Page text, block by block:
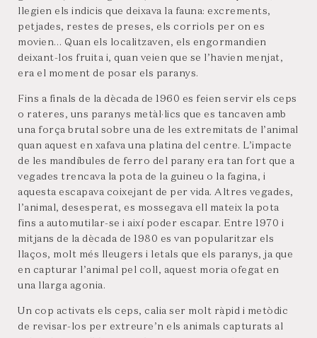
llegien els indicis que deixava la fauna: excrements,
petjades, restes de preses, els corriols per on es
movien… Quan els localitzaven, els engormandien
deixant-los fruita i, quan veien que se l’havien menjat,
era el moment de posar els paranys.
Fins a finals de la dècada de 1960 es feien servir els ceps
o rateres, uns paranys metàl·lics que es tancaven amb
una força brutal sobre una de les extremitats de l’animal
quan aquest en xafava una platina del centre. L’impacte
de les mandíbules de ferro del parany era tan fort que a
vegades trencava la pota de la guineu o la fagina, i
aquesta escapava coixejant de per vida. Altres vegades,
l’animal, desesperat, es mossegava ell mateix la pota
fins a automutilar-se i així poder escapar. Entre 1970 i
mitjans de la dècada de 1980 es van popularitzar els
llaços, molt més lleugers i letals que els paranys, ja que
en capturar l’animal pel coll, aquest moria ofegat en
una llarga agonia.
Un cop activats els ceps, calia ser molt ràpid i metòdic
de revisar-los per extreure’n els animals capturats al